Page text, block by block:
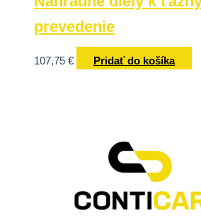
prevedenie
107,75 € Pridať do košíka